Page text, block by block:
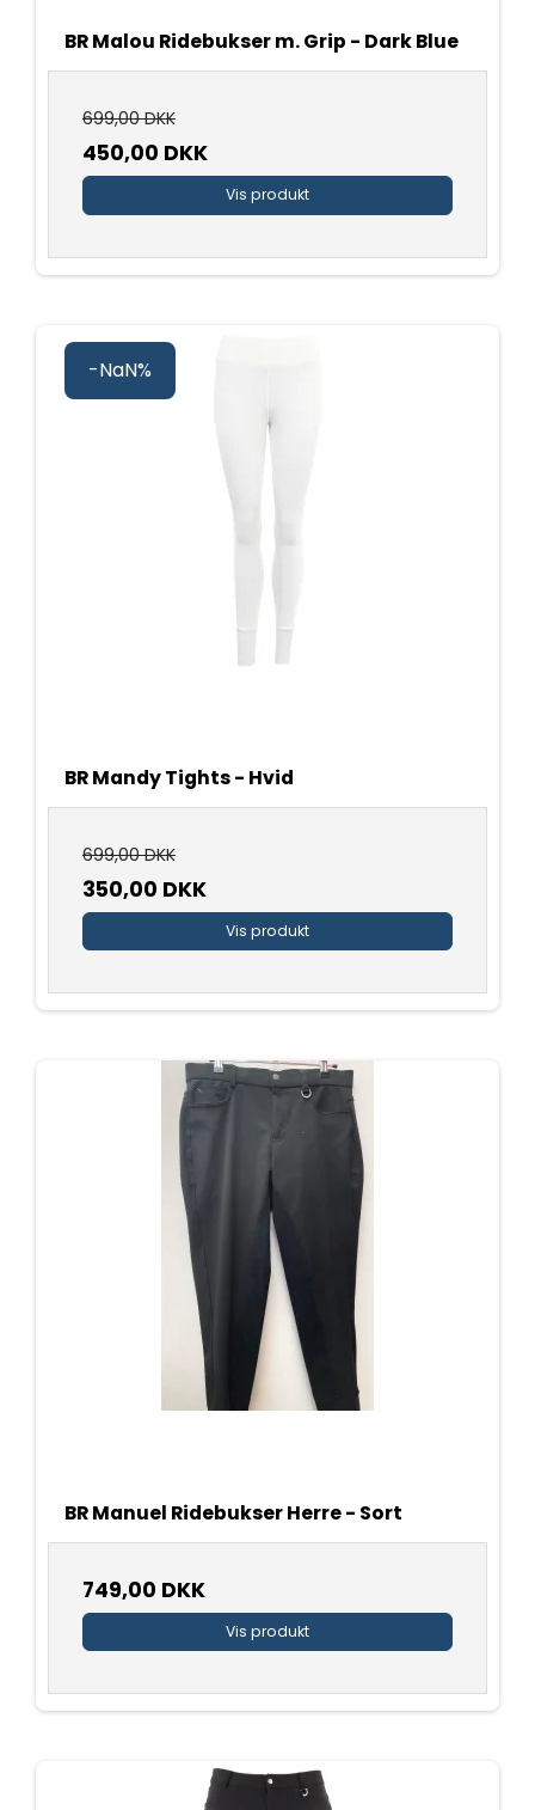
BR Malou Ridebukser m. Grip - Dark Blue
699,00 DKK
450,00 DKK
Vis produkt
-NaN%
BR Mandy Tights - Hvid
699,00 DKK
350,00 DKK
Vis produkt
BR Manuel Ridebukser Herre - Sort
749,00 DKK
Vis produkt